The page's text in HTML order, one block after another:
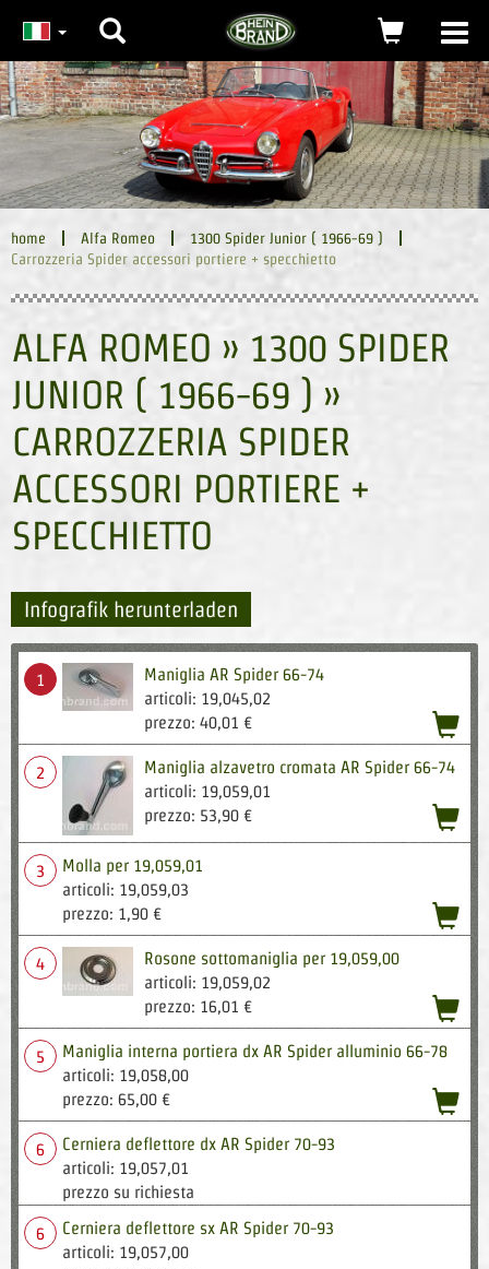
carrello
home Alfa Romeo
1300 Spider Junior ( 1966-69 )
Carrozzeria Spider accessori portiere + specchietto
ALFA ROMEO » 1300 SPIDER
JUNIOR ( 1966-69 ) »
CARROZZERIA SPIDER
ACCESSORI PORTIERE +
SPECCHIETTO
Infografik herunterladen
1
Maniglia AR Spider 66-74
articoli: 19,045,02
prezzo: 40,01 €
2
Maniglia alzavetro cromata AR Spider 66-74
articoli: 19,059,01
prezzo: 53,90 €
3
Molla per 19,059,01
articoli: 19,059,03
prezzo: 1,90 €
4
Rosone sottomaniglia per 19,059,00
articoli: 19,059,02
prezzo: 16,01 €
5
Maniglia interna portiera dx AR Spider alluminio 66-78
articoli: 19,058,00
prezzo: 65,00 €
6
Cerniera deflettore dx AR Spider 70-93
articoli: 19,057,01
prezzo su richiesta
6
Cerniera deflettore sx AR Spider 70-93
articoli: 19,057,00